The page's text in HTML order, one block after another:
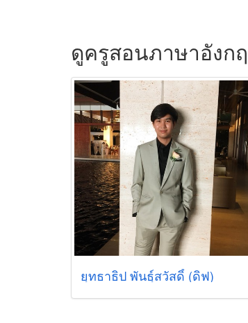
ดูครูสอนภาษาอังก
ยุทธาธิป พันธุ์สวัสดิ์ (ดิฟ)